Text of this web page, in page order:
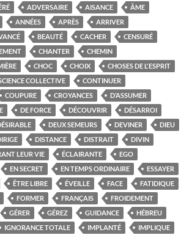
ADVERSAIRE AISANCE
ÂME
ANNÉES APRÈS
ARRIVER
BEAUTÉ CACHER
CENSURÉ
CHANTER
CHEMIN
CHOC CHOIX
CHOSES DE L'ESPRIT
COLLECTIVE
CONTINUER
COUPURE CROYANCES
D’ASSUMER
DE FORCE DÉCOUVRIR
DÉSARROI
DEUX SEMEURS DEVINER
DIEU
DISTANCE DISTRAIT
DIVIN
LEUR VIE ÉCLAIRANTE
EGO
EN SECRET EN TEMPS ORDINAIRE
ESSAYER
ÊTRE LIBRE ÉVEILLE FACE
FATIDIQUE
FORMER FRANÇAIS
FROIDEMENT
GÉRER GÉREZ GUIDANCE
HÉBREU
IGNORANCE TOTALE IMPLANTÉ
IMPLIQUE